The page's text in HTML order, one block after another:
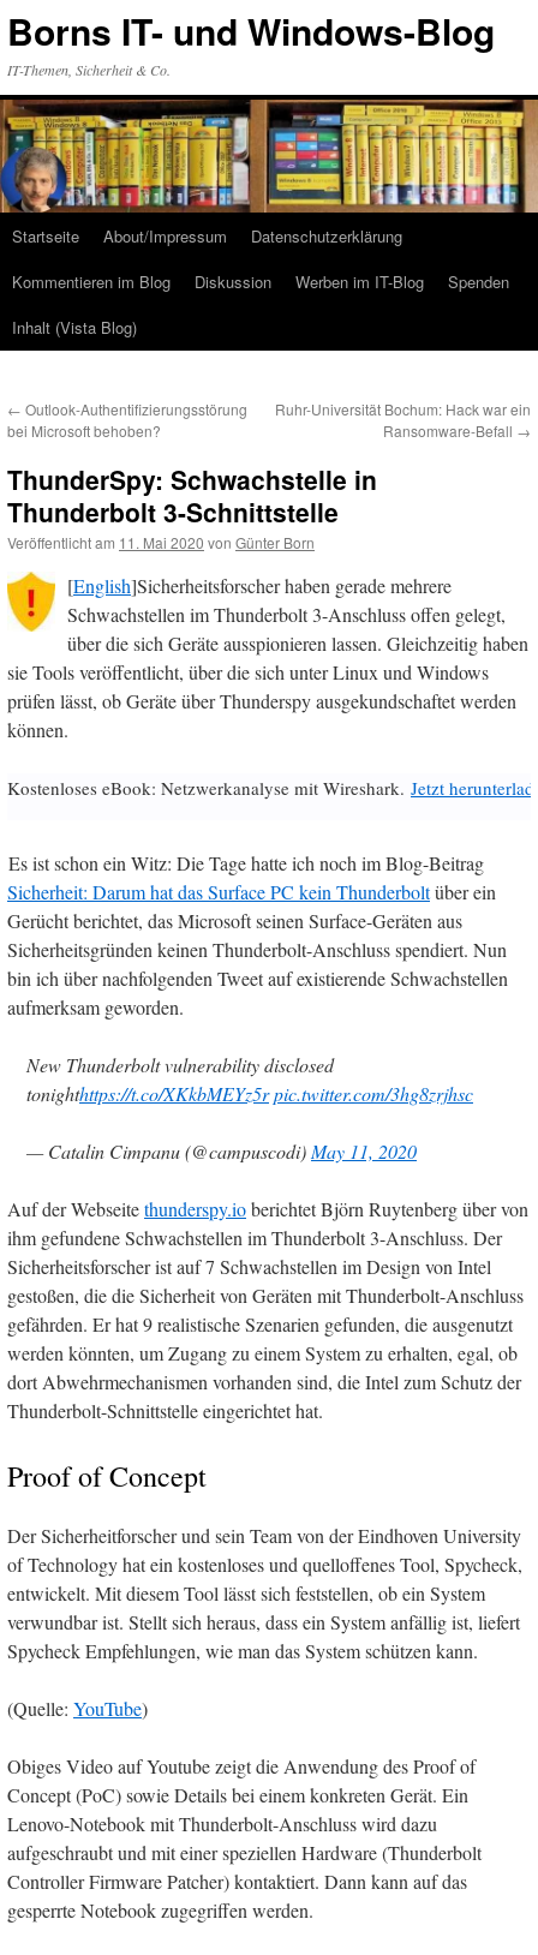
Inhalt
Borns IT- und Windows-Blog
IT-Themen, Sicherheit & Co.
Startseite About/Impressum
Datenschutzerklärung
Kommentieren im Blog
Diskussion Werben im IT-Blog
Spenden
Inhalt (Vista Blog)
← Outlook-Authentifizierungsstörung
bei Microsoft behoben?
Ruhr-Universität Bochum: Hack war ein
Ransomware-Befall →
ThunderSpy: Schwachstelle in
Thunderbolt 3-Schnittstelle
Veröffentlicht am 11. Mai 2020 von Günter Born
[English]Sicherheitsforscher haben gerade mehrere
Schwachstellen im Thunderbolt 3-Anschluss offen gelegt,
über die sich Geräte ausspionieren lassen. Gleichzeitig haben
sie Tools veröffentlicht, über die sich unter Linux und Windows
prüfen lässt, ob Geräte über Thunderspy ausgekundschaftet werden
können.
Kostenloses eBook: Netzwerkanalyse mit Wireshark. Jetzt
Es ist schon ein Witz: Die Tage hatte ich noch im Blog-Beitrag
Sicherheit: Darum hat das Surface PC kein Thunderboltüber ein
Gerücht berichtet, das Microsoft seinen Surface-Geräten aus
Sicherheitsgründen keinen Thunderbolt-Anschluss spendiert. Nun
bin ich über nachfolgenden Tweet auf existierende Schwachstellen
aufmerksam geworden.
New Thunderbolt vulnerability disclosed
tonighthttps://t.co/XKkbMEYz5rpic.twitter.com/3hg8zrjhsc
— Catalin Cimpanu (@campuscodi)May 11, 2020
Auf der Webseitethunderspy.ioberichtet Björn Ruytenberg über von
ihm gefundene Schwachstellen im Thunderbolt 3-Anschluss. Der
Sicherheitsforscher ist auf 7 Schwachstellen im Design von Intel
gestoßen, die die Sicherheit von Geräten mit Thunderbolt-Anschluss
gefährden. Er hat 9 realistische Szenarien gefunden, die ausgenutzt
werden könnten, um Zugang zu einem System zu erhalten, egal, ob
dort Abwehrmechanismen vorhanden sind, die Intel zum Schutz der
Thunderbolt-Schnittstelle eingerichtet hat.
Proof of Concept
Der Sicherheitforscher und sein Team von der Eindhoven University
of Technology hat ein kostenloses und quelloffenes Tool, Spycheck,
entwickelt. Mit diesem Tool lässt sich feststellen, ob ein System
verwundbar ist. Stellt sich heraus, dass ein System anfällig ist, liefert
Spycheck Empfehlungen, wie man das System schützen kann.
(Quelle: YouTube)
Obiges Video auf Youtube zeigt die Anwendung des Proof of
Concept (PoC) sowie Details bei einem konkreten Gerät. Ein
Lenovo-Notebook mit Thunderbolt-Anschluss wird dazu
aufgeschraubt und mit einer speziellen Hardware (Thunderbolt
Controller Firmware Patcher) kontaktiert. Dann kann auf das
gesperrte Notebook zugegriffen werden.